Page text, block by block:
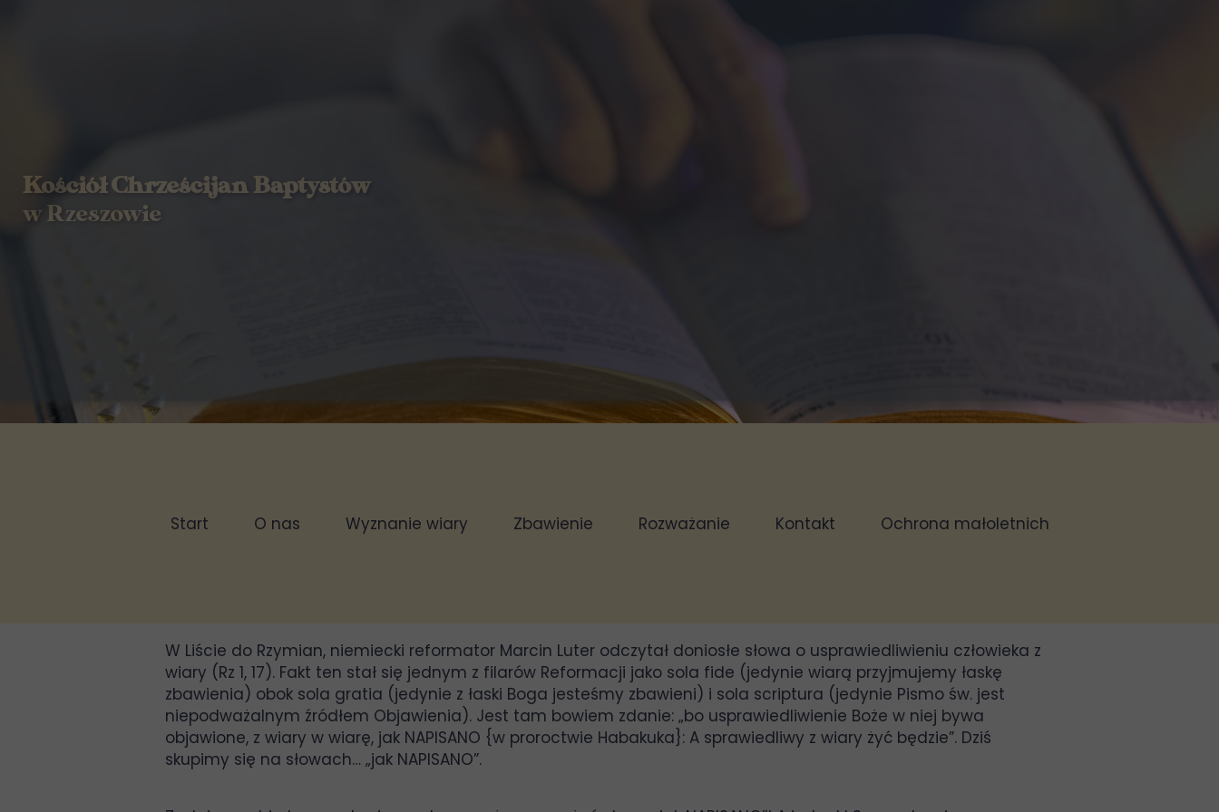
Kościół Chrześcijan Baptystów
w Rzeszowie
Start O nas Wyznanie wiary Zbawienie Rozważanie Kontakt Ochrona małoletnich
W Liście do Rzymian, niemiecki reformator Marcin Luter odczytał doniosłe słowa o usprawiedliwieniu człowieka z
wiary (Rz 1, 17). Fakt ten stał się jednym z filarów Reformacji jako sola fide (jedynie wiarą przyjmujemy łaskę
zbawienia) obok sola gratia (jedynie z łaski Boga jesteśmy zbawieni) i sola scriptura (jedynie Pismo św. jest
niepodważalnym źródłem Objawienia). Jest tam bowiem zdanie: „bo usprawiedliwienie Boże w niej bywa
objawione, z wiary w wiarę, jak NAPISANO {w proroctwie Habakuka}: A sprawiedliwy z wiary żyć będzie”. Dziś
skupimy się na słowach… „jak NAPISANO”.